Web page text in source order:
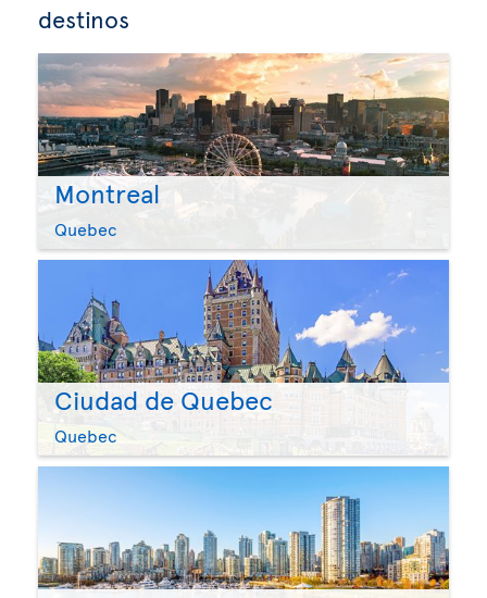
destinos
Montreal
Quebec
Ciudad de Quebec
Quebec